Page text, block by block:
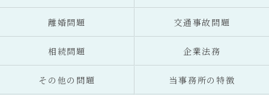
離婚問題 交通事故問題
相続問題 企業法務
その他の問題 当事務所の特徴